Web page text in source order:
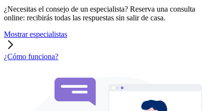
¿Necesitas el consejo de un especialista? Reserva una consulta
online: recibirás todas las respuestas sin salir de casa.
Mostrar especialistas
¿Cómo funciona?